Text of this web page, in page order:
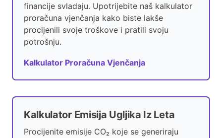
financije svladaju. Upotrijebite naš kalkulator
proračuna vjenčanja kako biste lakše
procijenili svoje troškove i pratili svoju
potrošnju.
Kalkulator Proračuna Vjenčanja
Kalkulator Emisija Ugljika Iz Leta
Procijenite emisije CO₂ koje se generiraju